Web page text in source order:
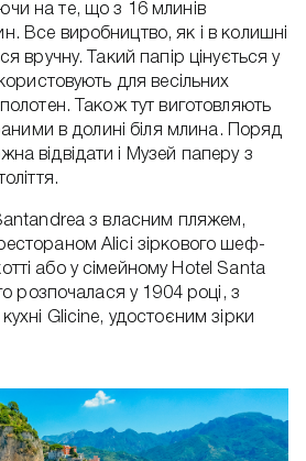
на те, що з 16 млинів
Все виробництво, як і в колишні
вручну. Такий папір цінується у
для весільних
Також тут виготовляють
в долині біля млина. Поряд
відвідати і Музей паперу з
з власним пляжем,
Alici зіркового шеф-
або у сімейному Hotel Santa
розпочалася у 1904 році, з
Glicine, удостоєним зірки